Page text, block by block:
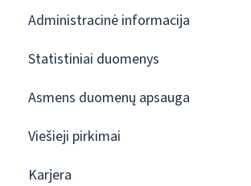
Administracinė informacija
Statistiniai duomenys
Asmens duomenų apsauga
Viešieji pirkimai
Karjera